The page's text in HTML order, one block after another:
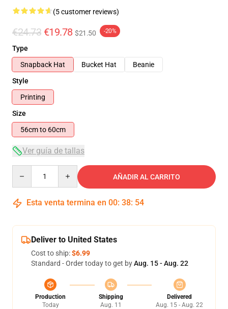
(5 customer reviews)
€24.73 €19.78 $21.50 -20%
Type
Snapback Hat
Bucket Hat
Beanie
Style
Printing
Size
56cm to 60cm
Ver guía de tallas
AÑADIR AL CARRITO
Esta venta termina en 00: 38: 53
Deliver to United States
Cost to ship:$6.99
Standard - Order today to get byAug. 15 - Aug. 22
Production
Today
Shipping
Aug. 11
Delivered
Aug. 15 - Aug. 22